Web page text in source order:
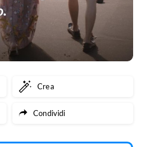
Crea
Condividi